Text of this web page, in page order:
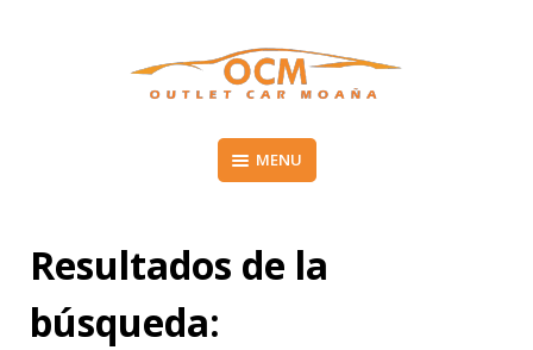
OUTLET CAR MOAÑA
Vehículos de segunda mano en el Morrazo
MENU
Resultados de la
búsqueda: